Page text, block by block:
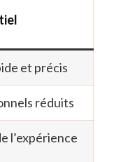
et précis
réduits
l’expérience